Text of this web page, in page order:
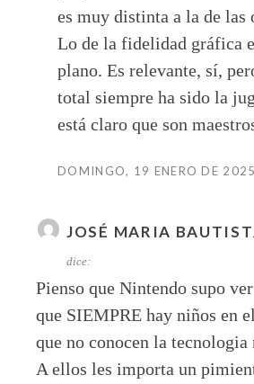
es muy distinta a la de las
Lo de la fidelidad gráfica
plano. Es relevante, sí,
total siempre ha sido la
está claro que son
DOMINGO, 19 ENERO DE
JOSÉ MARIA
dice:
Pienso que Nintendo supo
que SIEMPRE hay niños en
que no conocen la tecnologia
A ellos les importa un